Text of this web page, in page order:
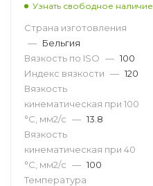
Узнать свободное наличие
Страна изготовления
— Бельгия
Вязкость по ISO — 100
Индекс вязкости — 120
Вязкость
кинематическая при 100
°С, мм2/с — 13.8
Вязкость
кинематическая при 40
°С, мм2/с — 100
Температура